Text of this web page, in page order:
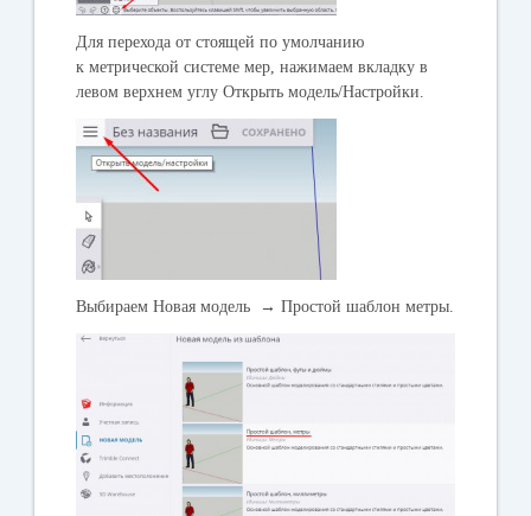
Для перехода от стоящей по умолчанию
к метрической системе мер, нажимаем вкладку в
левом верхнем углуОткрыть модель/Настройки.
ВыбираемНовая модель → Простой шаблон метры.